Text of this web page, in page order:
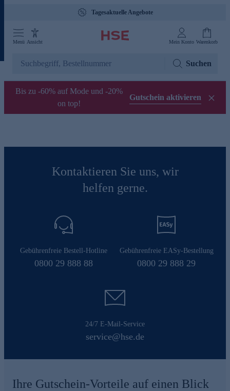
Tagesaktuelle Angebote
Menü Ansicht Mein Konto Warenkorb
Suchen
Bis zu -60% auf Mode und -20%
on top!
Gutschein aktivieren
Kontaktieren Sie uns, wir
helfen gerne.
Gebührenfreie Bestell-Hotline
0800 29 888 88
Gebührenfreie EASy-Bestellung
0800 29 888 29
24/7 E-Mail-Service
service@hse.de
Ihre Gutschein-Vorteile auf einen Blick